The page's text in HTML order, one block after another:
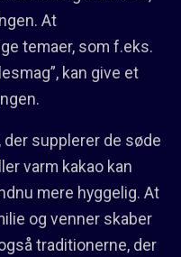
At
temaer, som f.eks.
kan give et
der supplerer de søde
varm kakao kan
mere hyggelig. At
og venner skaber
traditionerne, der